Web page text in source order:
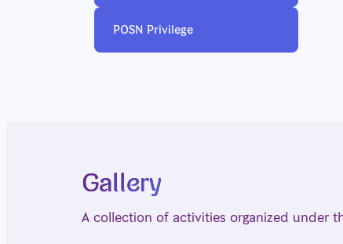
POSN Privilege
Gallery
A collection of activities organized under